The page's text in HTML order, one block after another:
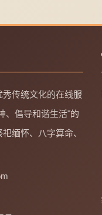
传统文化的在线服
、倡导和谐生活"的
缅怀、八字算命、